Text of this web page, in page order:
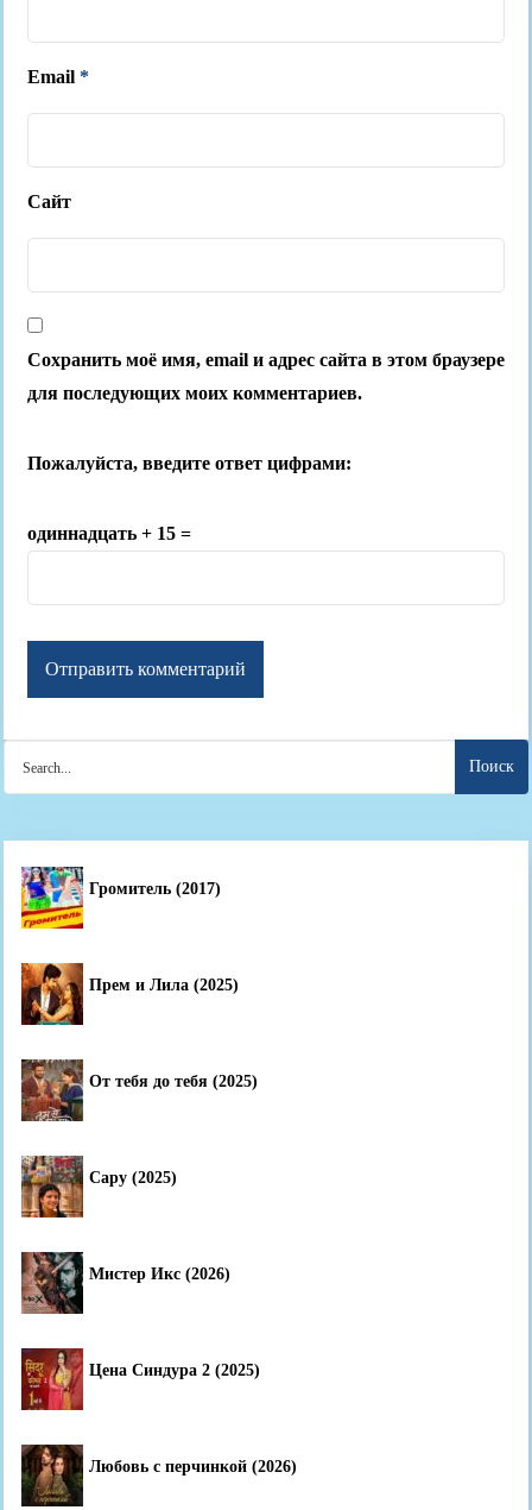
Email *
Сайт
Сохранить моё имя, email и адрес сайта в этом браузере
для последующих моих комментариев.
Пожалуйста, введите ответ цифрами:
одиннадцать + 15 =
for:
Громитель (2017)
Прем и Лила (2025)
От тебя до тебя (2025)
Сару (2025)
Мистер Икс (2026)
Цена Синдура 2 (2025)
Любовь с перчинкой (2026)